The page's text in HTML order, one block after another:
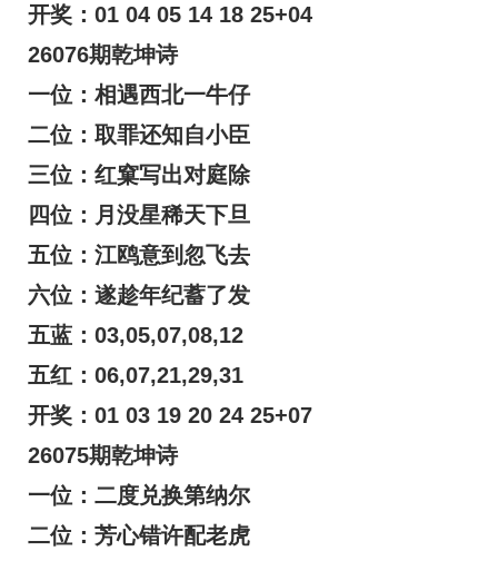
开奖：01 04 05 14 18 25+04
26076期乾坤诗
一位：相遇西北一牛仔
二位：取罪还知自小臣
三位：红窠写出对庭除
四位：月没星稀天下旦
五位：江鸥意到忽飞去
六位：遂趁年纪蓄了发
五蓝：03,05,07,08,12
五红：06,07,21,29,31
开奖：01 03 19 20 24 25+07
26075期乾坤诗
一位：二度兑换第纳尔
二位：芳心错许配老虎